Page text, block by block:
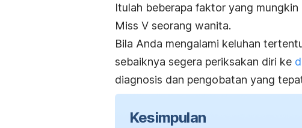
Itulah beberapa faktor yang
Miss V seorang wanita.
Bila Anda mengalami keluhan
sebaiknya segera periksakan diri ke
diagnosis dan pengobatan yang
Kesimpulan